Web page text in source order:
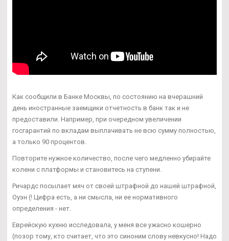
Как сообщили в Банке Москвы, по состоянию на вчерашний
день иностранные заемщики отчетность в банк так и не
предоставили. Например, при очередном увеличении
госгарантий по вкладам выплачивать не всю сумму полностью,
а только 90 процентов.
Повторите нужное количество, после чего медленно убирайте
колени с платформы и становитесь на ступени.
Ричардс посылает мяч от своей штрафной до нашей штрафной,
Оуэн (! Цифра есть, а ни смысла, ни ее нормативного
определения - нет.
Еврейскую кухню исследовала, у меня все ужасно кошерно
(позор тому, кто считает, что это синоним слову невкусно! Надо